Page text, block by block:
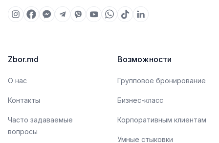
Zbor.md
О нас
Контакты
Часто задаваемые
вопросы
Возможности
Групповое бронирование
Бизнес-класс
Корпоративным клиентам
Умные стыковки